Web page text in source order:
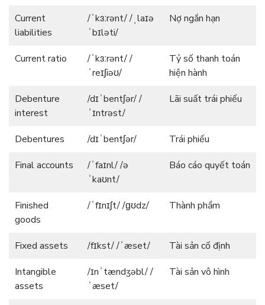
Current
liabilities
/ˈkɜːrənt/ /ˌlaɪə
ˈbɪləti/
Nợ ngắn hạn
Current ratio
/ˈkɜːrənt/ /
ˈreɪʃiəʊ/
Tỷ số thanh toán
hiện hành
Debenture
interest
/dɪˈbentʃər/ /
ˈɪntrəst/
Lãi suất trái phiếu
Debentures /dɪˈbentʃər/
Trái phiếu
Final accounts
/ˈfaɪnl/ /ə
ˈkaʊnt/
Báo cáo quyết toán
Finished
goods
/ˈfɪnɪʃt/ /ɡʊdz/ Thành phẩm
Fixed assets /fɪkst/ /ˈæset/
Tài sản cố định
Intangible
assets
/ɪnˈtændʒəbl/ /
ˈæset/
Tài sản vô hình